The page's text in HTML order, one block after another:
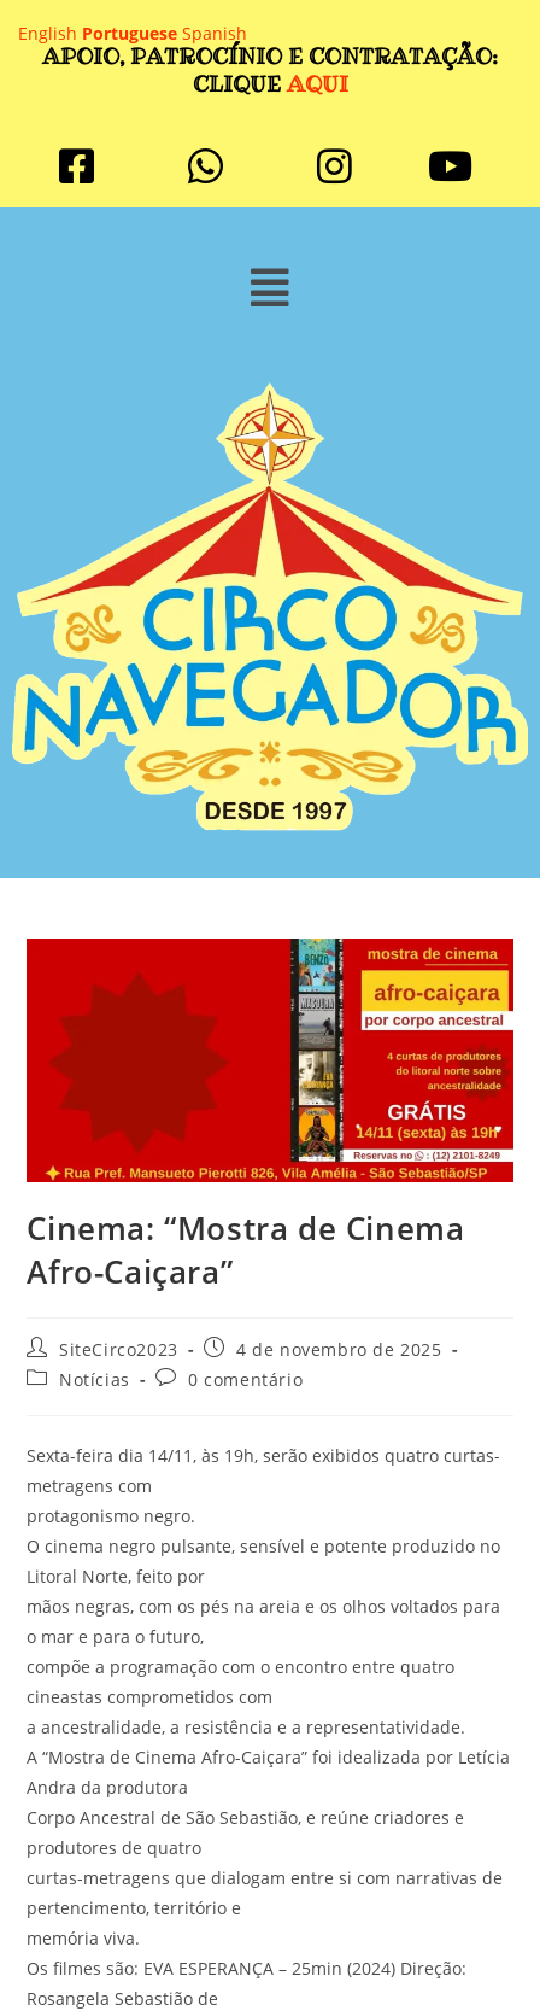
APOIO, PATROCÍNIO E CONTRATAÇÃO:
CLIQUEAQUI
Cinema: “Mostra de Cinema
Afro-Caiçara”
SiteCirco2023
4 de novembro de 2025
Notícias
0 comentário
Sexta-feira dia 14/11, às 19h, serão exibidos quatro curtas-
metragens com
protagonismo negro.
O cinema negro pulsante, sensível e potente produzido no
Litoral Norte, feito por
mãos negras, com os pés na areia e os olhos voltados para
o mar e para o futuro,
compõe a programação com o encontro entre quatro
cineastas comprometidos com
a ancestralidade, a resistência e a representatividade.
A “Mostra de Cinema Afro-Caiçara” foi idealizada por Letícia
Andra da produtora
Corpo Ancestral de São Sebastião, e reúne criadores e
produtores de quatro
curtas-metragens que dialogam entre si com narrativas de
pertencimento, território e
memória viva.
Os filmes são: EVA ESPERANÇA – 25min (2024) Direção:
Rosangela Sebastião de
English Portuguese Spanish